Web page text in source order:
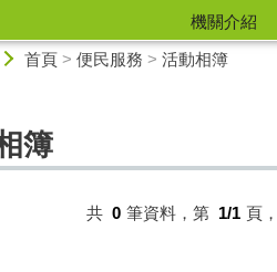
機關介紹
首頁> 便民服務 > 活動相簿
簿
共 0 筆資料，第 1/1 頁，